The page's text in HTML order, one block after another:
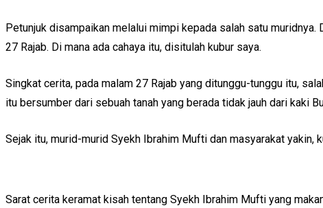
Petunjuk disampaikan melalui mimpi kepada salah satu
27 Rajab. Di mana ada cahaya itu, disitulah kubur saya.
Singkat cerita, pada malam 27 Rajab yang ditunggu-tunggu itu,
itu bersumber dari sebuah tanah yang berada tidak jauh dari kaki
Sejak itu, murid-murid Syekh Ibrahim Mufti dan masyarakat
Sarat cerita keramat kisah tentang Syekh Ibrahim Mufti yang